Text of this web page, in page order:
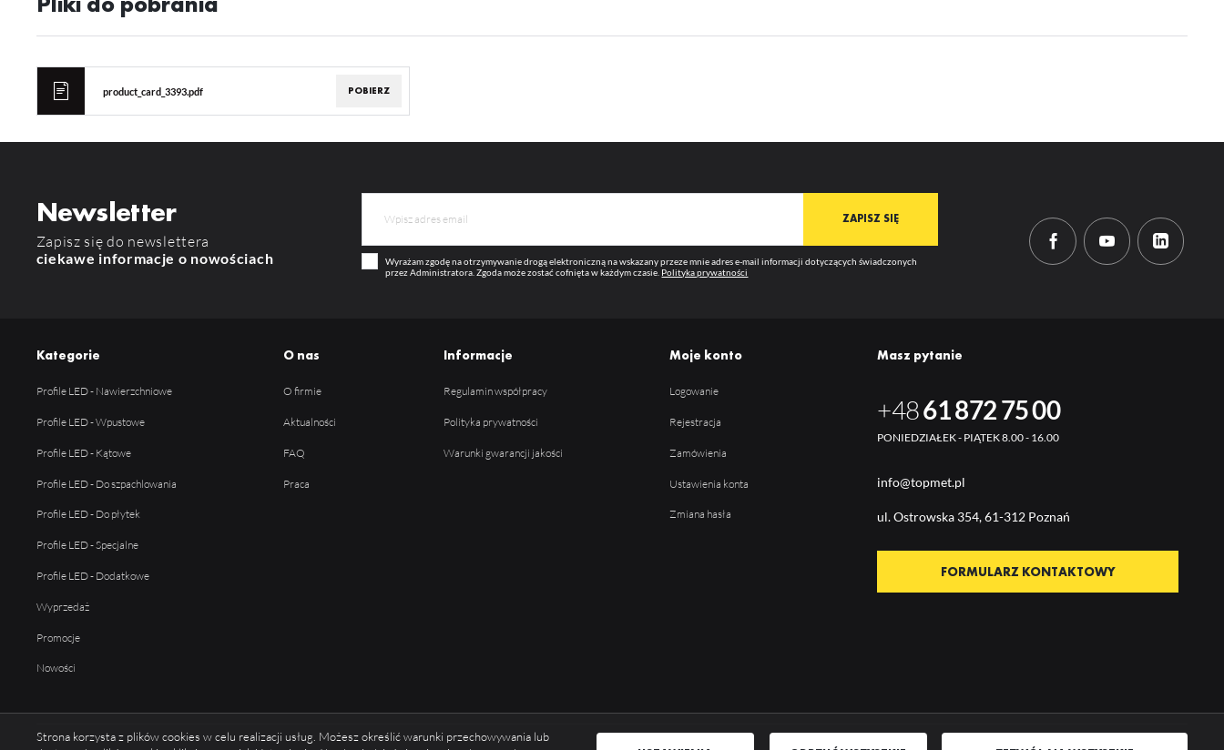
product_card_3393.pdf POBIERZ
Newsletter
Zapisz się do newslettera
ciekawe informacje o nowościach
Wyrażam zgodę na otrzymywanie drogą elektroniczną na wskazany przeze mnie adres e-mail informacji dotyczących świadczonych
przez Administratora. Zgoda może zostać cofnięta w każdym czasie. Polityka prywatności
Kategorie
Profile LED - Nawierzchniowe
Profile LED - Wpustowe
Profile LED - Kątowe
Profile LED - Do szpachlowania
Profile LED - Do płytek
Profile LED - Specjalne
Profile LED - Dodatkowe
Wyprzedaż
Promocje
Nowości
O nas
O firmie
Aktualności
FAQ
Praca
Informacje
Regulamin współpracy
Polityka prywatności
Warunki gwarancji jakości
Moje konto
Logowanie
Rejestracja
Zamówienia
Ustawienia konta
Zmiana hasła
Masz pytanie
+4861 872 75 00
PONIEDZIAŁEK - PIĄTEK 8.00 - 16.00
info@topmet.pl
ul. Ostrowska 354, 61-312 Poznań
FORMULARZ KONTAKTOWY
Strona korzysta z plików cookies w celu realizacji usług. Możesz określić warunki przechowywania lub